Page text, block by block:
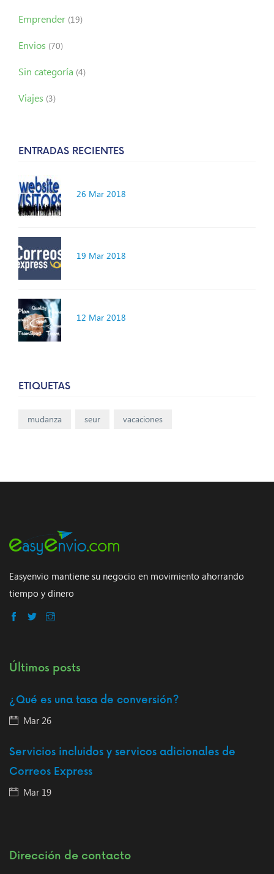
Emprender (19)
Envios (70)
Sin categoría (4)
Viajes (3)
ENTRADAS RECIENTES
26 Mar 2018
19 Mar 2018
12 Mar 2018
ETIQUETAS
mudanza seur vacaciones
Easyenvio mantiene su negocio en movimiento ahorrando
tiempo y dinero
Últimos posts
¿Qué es una tasa de conversión?
Mar 26
Servicios incluidos y servicos adicionales de
Correos Express
Mar 19
Dirección de contacto